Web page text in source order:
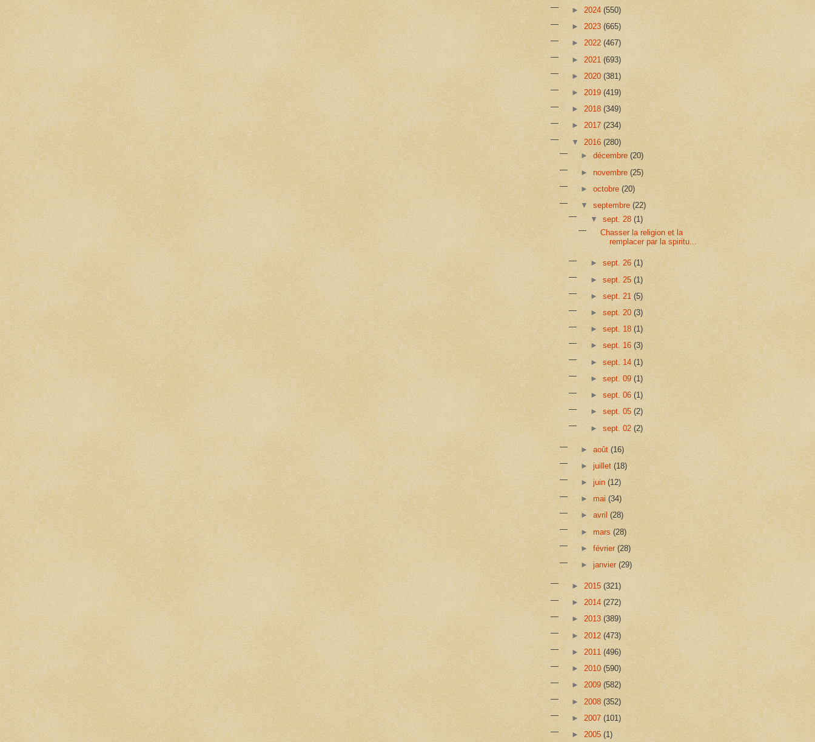
► 2024 (550)
► 2023 (665)
► 2022 (467)
► 2021 (693)
► 2020 (381)
► 2019 (419)
► 2018 (349)
► 2017 (234)
▼ 2016 (280)
►décembre(20)
►novembre(25)
►octobre(20)
▼septembre(22)
▼ sept. 28 (1)
Chasser la religion et la
remplacer par la spiritu...
► sept. 26 (1)
► sept. 25 (1)
► sept. 21 (5)
► sept. 20 (3)
► sept. 18 (1)
► sept. 16 (3)
► sept. 14 (1)
► sept. 09 (1)
► sept. 06 (1)
► sept. 05 (2)
► sept. 02 (2)
►août(16)
►juillet(18)
►juin(12)
►mai(34)
►avril(28)
►mars(28)
►février(28)
►janvier(29)
► 2015 (321)
► 2014 (272)
► 2013 (389)
► 2012 (473)
► 2011 (496)
► 2010 (590)
► 2009 (582)
► 2008 (352)
► 2007 (101)
► 2005 (1)